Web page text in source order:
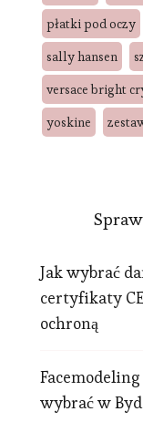
płatki pod oczy
sally hansen
versace bright
yoskine
Jak wybrać
certyfikaty
ochroną
wybrać w